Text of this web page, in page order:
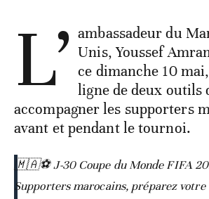
L’ ambassadeur du
Unis, Youssef
ce dimanche 10
ligne de deux outils
accompagner les supporters
avant et pendant le tournoi.
🇲🇦⚽ J-30 Coupe du Monde FIFA
Supporters marocains, préparez votre